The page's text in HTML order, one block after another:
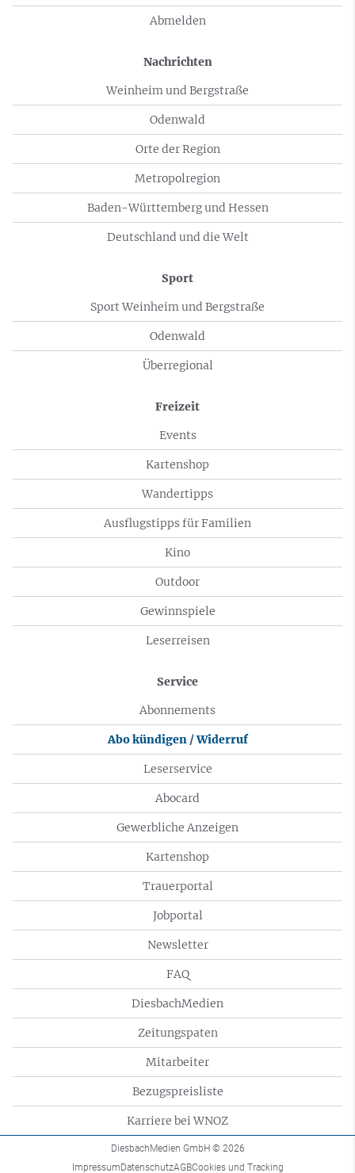
Abmelden
Nachrichten
Weinheim und Bergstraße
Odenwald
Orte der Region
Metropolregion
Baden-Württemberg und Hessen
Deutschland und die Welt
Sport
Sport Weinheim und Bergstraße
Odenwald
Überregional
Freizeit
Events
Kartenshop
Wandertipps
Ausflugstipps für Familien
Kino
Outdoor
Gewinnspiele
Leserreisen
Service
Abonnements
Abo kündigen / Widerruf
Leserservice
Abocard
Gewerbliche Anzeigen
Kartenshop
Trauerportal
Jobportal
Newsletter
FAQ
DiesbachMedien
Zeitungspaten
Mitarbeiter
Bezugspreisliste
Karriere bei WNOZ
DiesbachMedien GmbH © 2026
ImpressumDatenschutzAGBCookies und Tracking